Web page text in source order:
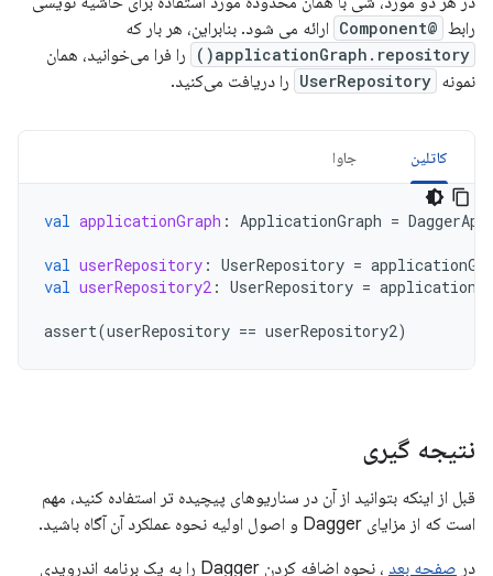
رابط @Component ارائه می شود. بنابراین، هر بار که
applicationGraph.repository()
را فرا می‌خوانید، همان
نمونه UserRepository را دریافت می‌کنید.
کاتلین جاوا
val applicationGraph : ApplicationGraph =
val userRepository : UserRepository =
val userRepository2 : UserRepository =
assert(userRepository == userRepository2)
نتیجه گیری
قبل از اینکه بتوانید از آن در سناریوهای پیچیده تر استفاده کنید، مهم
است که از مزایای Dagger و اصول اولیه نحوه عملکرد آن آگاه باشید.
در صفحه بعد
، نحوه اضافه کردن Dagger را به یک برنامه اندرویدی